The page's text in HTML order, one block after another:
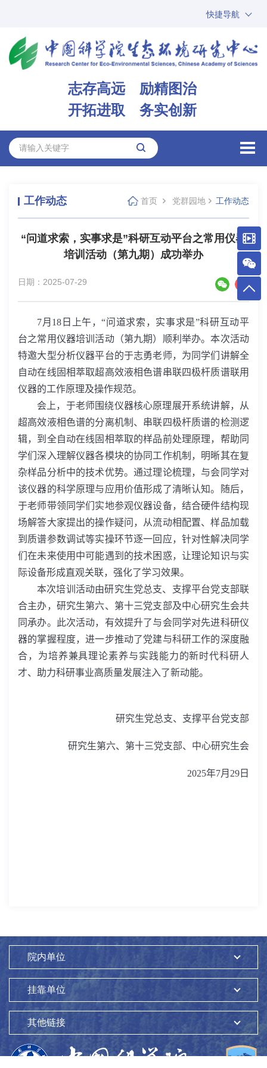
快捷导航
ARP
邮箱
志存高远 励精图治
开拓进取 务实创新
工作动态 首页 党群园地 工作动态
“问道求索，实事求是”科研互动平台之常用仪器
培训活动（第九期）成功举办
日期：2025-07-29
7月 18 日上午，“问道求索，实事求是”科研互动平
台之常用仪器培训活动（第九期）顺利举办。本次活动
特邀大型分析仪器平台的于志勇老师，为同学们讲解全
自动在线固相萃取超高效液相色谱串联四极杆质谱联用
仪器的工作原理及操作规范。
会上，于老师围绕仪器核心原理展开系统讲解，从
超高效液相色谱的分离机制、串联四极杆质谱的检测逻
辑，到全自动在线固相萃取的样品前处理原理，帮助同
学们深入理解仪器各模块的协同工作机制，明晰其在复
杂样品分析中的技术优势。通过理论梳理，与会同学对
该仪器的科学原理与应用价值形成了清晰认知。随后，
于老师带领同学们实地参观仪器设备，结合硬件结构现
场解答大家提出的操作疑问，从流动相配置、样品加载
到质谱参数调试等实操环节逐一回应，针对性解决同学
们在未来使用中可能遇到的技术困惑，让理论知识与实
际设备形成直观关联，强化了学习效果。
本次培训活动由研究生党总支、支撑平台党支部联
合主办，研究生第六、第十三党支部及中心研究生会共
同承办。
此次活动，有效提升了与会同学对先进科研仪
器的掌握程度，进一步推动了党建与科研工作的深度融
合，为培养兼具理论素养与实践能力的新时代科研人
才、助力科研事业高质量发展注入了新动能。
研究生党总支、支撑平台党支部
研究生第六、第十三党支部、中心研究生会
2025年7月 29 日
院内单位
挂靠单位
其他链接